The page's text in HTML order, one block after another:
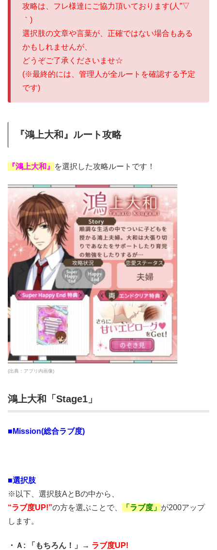
攻略は、フレ様達にご協力頂いております(人”▽
｀)
選択肢の文章や言葉が、正確ではない場合もある
かもしれませんが、
どうぞご了承くださいませ☆
(※最終的には、管理人が全ルートを確認する予定
です)
『鴻上大和』ルート攻略
『鴻上大和』 を選択した攻略ルートです！
(出典：アプリ内画像)
鴻上大和「Stage1」
■Mission(総合ラブ度)
■選択肢
※以下、選択肢AとBの中から、
“ラブ度UP!”の方を選ぶことで、 「ラブ度」 が200アップ
します。
・Ａ: 「もちろん！」→ ラブ度UP!